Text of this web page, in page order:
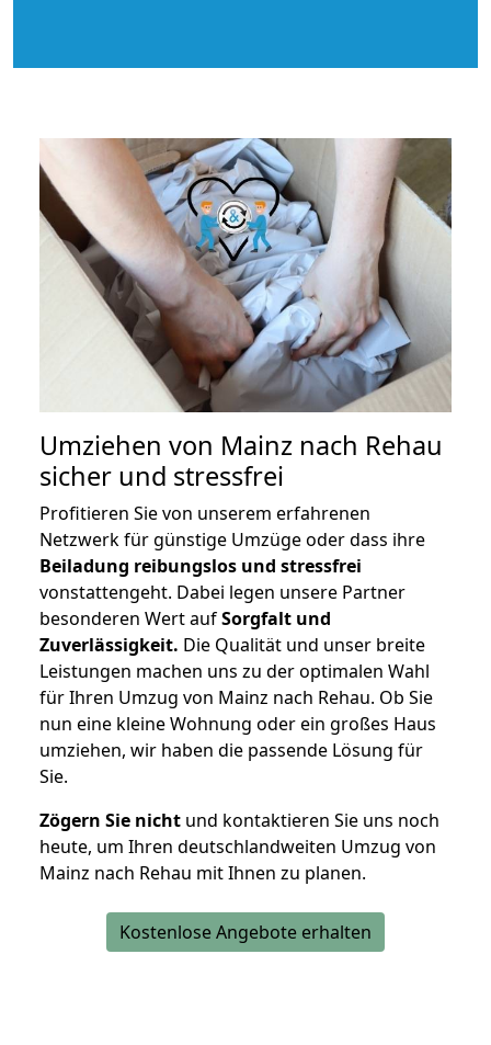
Umziehen von Mainz nach Rehau
sicher und stressfrei
Profitieren Sie von unserem erfahrenen
Netzwerk für günstige Umzüge oder dass ihre
Beiladung reibungslos und stressfrei
vonstattengeht. Dabei legen unsere Partner
besonderen Wert aufSorgfalt und
Zuverlässigkeit. Die Qualität und unser breite
Leistungen machen uns zu der optimalen Wahl
für Ihren Umzug von Mainz nach Rehau. Ob Sie
nun eine kleine Wohnung oder ein großes Haus
umziehen, wir haben die passende Lösung für
Sie.
Zögern Sie nicht und kontaktieren Sie uns noch
heute, um Ihren deutschlandweiten Umzug von
Mainz nach Rehau mit Ihnen zu planen.
Kostenlose Angebote erhalten